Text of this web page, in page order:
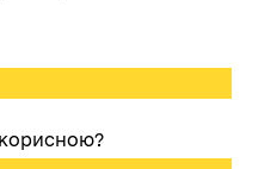
корисною?